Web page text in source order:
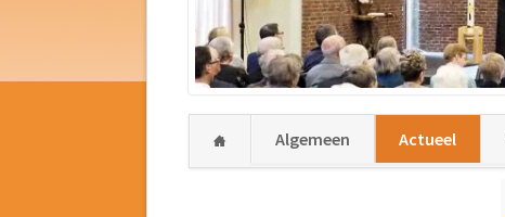
NavigatieAlgemeen Actueel